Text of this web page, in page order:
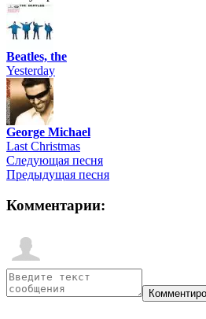
Beatles, the
Yesterday
George Michael
Last Christmas
Следующая песня
Предыдущая песня
Комментарии: